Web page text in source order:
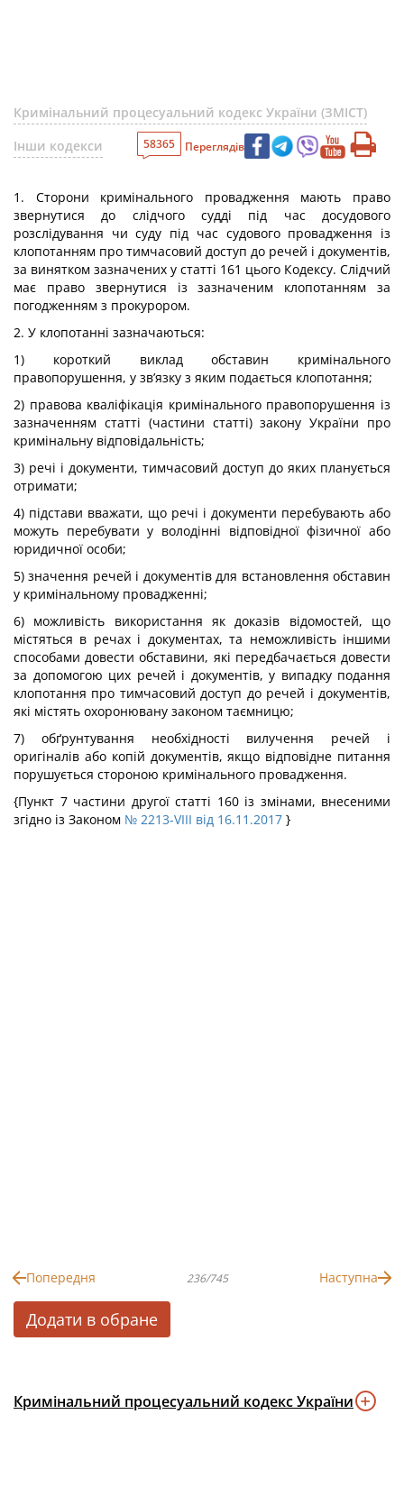
Кримінальний процесуальний кодекс України (ЗМІСТ)
Інши кодекси
58365 Переглядів
1. Сторони кримінального провадження мають право
звернутися до слідчого судді під час досудового
розслідування чи суду під час судового провадження із
клопотанням про тимчасовий доступ до речей і документів,
за винятком зазначених у статті 161 цього Кодексу. Слідчий
має право звернутися із зазначеним клопотанням за
погодженням з прокурором.
2. У клопотанні зазначаються:
1) короткий виклад обставин кримінального
правопорушення, у зв’язку з яким подається клопотання;
2) правова кваліфікація кримінального правопорушення із
зазначенням статті (частини статті) закону України про
кримінальну відповідальність;
3) речі і документи, тимчасовий доступ до яких планується
отримати;
4) підстави вважати, що речі і документи перебувають або
можуть перебувати у володінні відповідної фізичної або
юридичної особи;
5) значення речей і документів для встановлення обставин
у кримінальному провадженні;
6) можливість використання як доказів відомостей, що
містяться в речах і документах, та неможливість іншими
способами довести обставини, які передбачається довести
за допомогою цих речей і документів, у випадку подання
клопотання про тимчасовий доступ до речей і документів,
які містять охоронювану законом таємницю;
7) обґрунтування необхідності вилучення речей і
оригіналів або копій документів, якщо відповідне питання
порушується стороною кримінального провадження.
{Пункт 7 частини другої статті 160 із змінами, внесеними
згідно із Законом № 2213-VIII від 16.11.2017 }
Попередня 236/745 Наступна
Додати в обране
Кримінальний процесуальний кодекс України